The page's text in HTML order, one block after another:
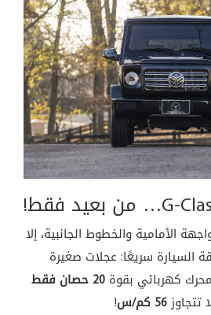
الأمامية والخطوط الجانبية، إلا
السيارة سريعًا: عجلات صغيرة
كهربائي بقوة 20 حصان فقط
تتجاوز56 كم/س
!